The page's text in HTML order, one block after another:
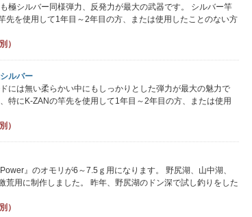
極シルバー同様弾力、反発力が最大の武器です。 シルバー竿
先を使用して1年目～2年目の方、または使用したことのない方
）
ルバー
には無い柔らかい中にもしっかりとした弾力が最大の魅力で
特にK-ZANの竿先を使用して1年目～2年目の方、または使用
）
』のオモリが6～7.5ｇ用になります。 野尻湖、山中湖、
荒用に制作しました。 昨年、野尻湖のドン深で試し釣りをした
）